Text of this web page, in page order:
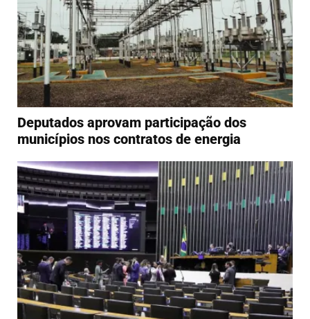
Deputados aprovam participação dos
municípios nos contratos de energia